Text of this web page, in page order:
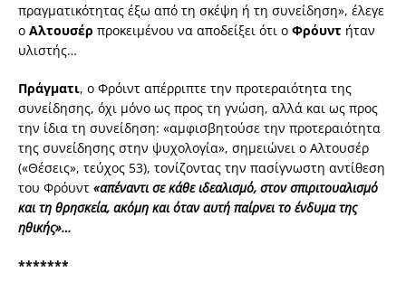
πραγματικότητας έξω από τη σκέψη ή τη συνείδηση», έλεγε
ο Αλτουσέρ προκειμένου να αποδείξει ότι ο Φρόυντ ήταν
υλιστής…
Πράγματι, ο Φρόιντ απέρριπτε την προτεραιότητα της
συνείδησης, όχι μόνο ως προς τη γνώση, αλλά και ως προς
την ίδια τη συνείδηση: «αμφισβητούσε την προτεραιότητα
της συνείδησης στην ψυχολογία», σημειώνει ο Αλτουσέρ
(«Θέσεις», τεύχος 53), τονίζοντας την πασίγνωστη αντίθεση
του Φρόυντ «απέναντι σε κάθε ιδεαλισμό, στον σπιριτουαλισμό
και τη θρησκεία, ακόμη και όταν αυτή παίρνει το ένδυμα της
ηθικής»…
*******